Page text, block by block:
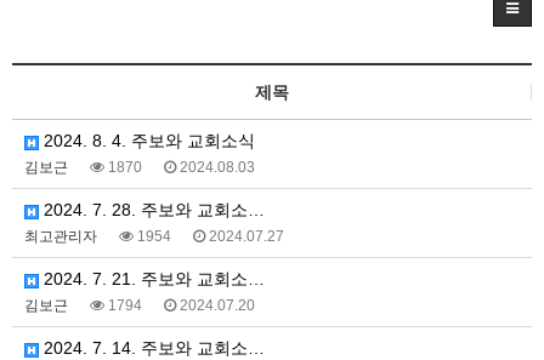
제목
2024. 8. 4. 주보와 교회소식
김보근 1870 2024.08.03
2024. 7. 28. 주보와 교회소…
최고관리자 1954 2024.07.27
2024. 7. 21. 주보와 교회소…
김보근 1794 2024.07.20
2024. 7. 14. 주보와 교회소…